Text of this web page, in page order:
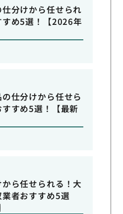
分けから任せられ
め5選！【2026年
仕分けから任せら
すめ5選！【最新
ら任せられる！大
者おすすめ5選